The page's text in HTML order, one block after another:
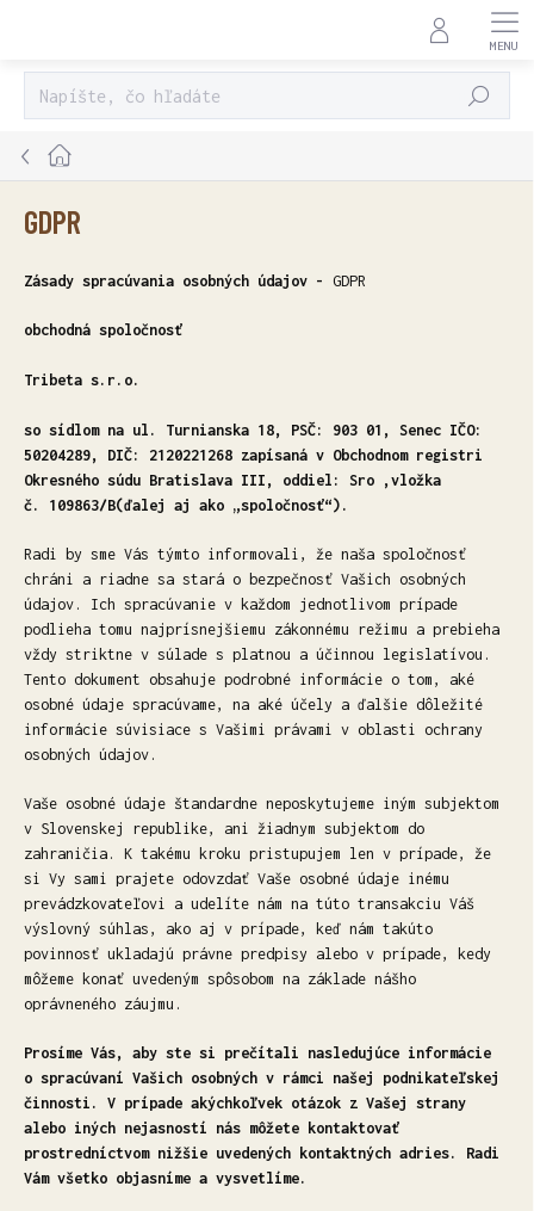
HĽADAŤ
Domov
GDPR
Zásady spracúvania osobných údajov - GDPR
obchodná spoločnosť
Tribeta s.r.o.
so sídlom na ul. Turnianska 18, PSČ: 903 01, Senec IČO:
50204289, DIČ: 2120221268 zapísaná v Obchodnom registri
Okresného súdu Bratislava III, oddiel: Sro ,vložka
č. 109863/B(ďalej aj ako „spoločnosť“).
Radi by sme Vás týmto informovali, že naša spoločnosť
chráni a riadne sa stará o bezpečnosť Vašich osobných
údajov. Ich spracúvanie v každom jednotlivom prípade
podlieha tomu najprísnejšiemu zákonnému režimu a prebieha
vždy striktne v súlade s platnou a účinnou legislatívou.
Tento dokument obsahuje podrobné informácie o tom, aké
osobné údaje spracúvame, na aké účely a ďalšie dôležité
informácie súvisiace s Vašimi právami v oblasti ochrany
osobných údajov.
Vaše osobné údaje štandardne neposkytujeme iným subjektom
v Slovenskej republike, ani žiadnym subjektom do
zahraničia. K takému kroku pristupujem len v prípade, že
si Vy sami prajete odovzdať Vaše osobné údaje inému
prevádzkovateľovi a udelíte nám na túto transakciu Váš
výslovný súhlas, ako aj v prípade, keď nám takúto
povinnosť ukladajú právne predpisy alebo v prípade, kedy
môžeme konať uvedeným spôsobom na základe nášho
oprávneného záujmu.
Prosíme Vás, aby ste si prečítali nasledujúce informácie
o spracúvaní Vašich osobných v rámci našej podnikateľskej
činnosti. V prípade akýchkoľvek otázok z Vašej strany
alebo iných nejasností nás môžete kontaktovať
prostredníctvom nižšie uvedených kontaktných adries. Radi
Vám všetko objasníme a vysvetlíme.